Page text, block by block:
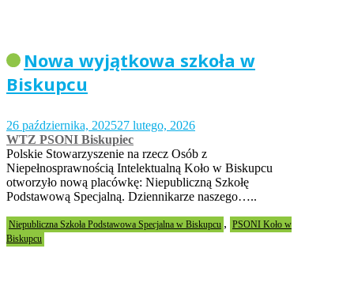
Nowa wyjątkowa szkoła w
Biskupcu
26 października, 202527 lutego, 2026
WTZ PSONI Biskupiec
Polskie Stowarzyszenie na rzecz Osób z
Niepełnosprawnością Intelektualną Koło w Biskupcu
otworzyło nową placówkę: Niepubliczną Szkołę
Podstawową Specjalną. Dziennikarze naszego…..
Niepubliczna Szkoła Podstawowa Specjalna w Biskupcu , PSONI Koło w
Biskupcu